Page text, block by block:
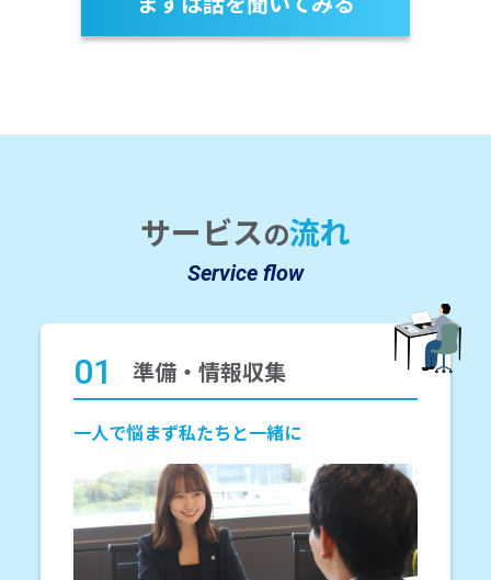
サービスの流れ
Service flow
01 準備・情報収集
一人で悩まず私たちと一緒に